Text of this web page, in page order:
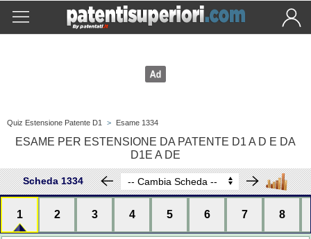
Quiz Estensione Patente D1 > Esame 1334
ESAME PER ESTENSIONE DA PATENTE D1 A D E DA
D1E A DE
Scheda 1334
1 2 3 4 5 6 7 8